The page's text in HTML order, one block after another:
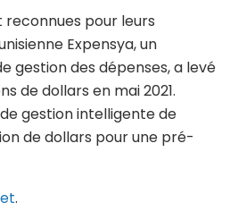
reconnues pour leurs
Expensya, un
gestion des dépenses, a levé
de dollars en mai 2021.
gestion intelligente de
de dollars pour une pré-
.